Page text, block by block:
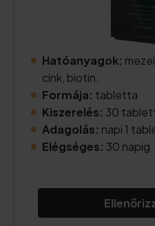
Hatóanyagok:
cink, biotin.
Formája: tabletta
Kiszerelés: 30
Adagolás: napi 1
Elégséges: 30 napig